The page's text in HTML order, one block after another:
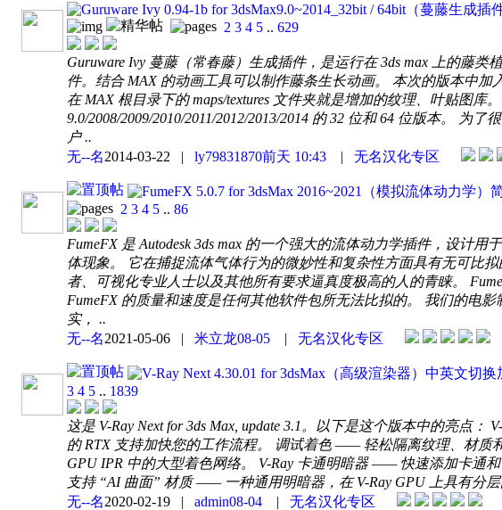
Guruware Ivy 0.94-1b for 3dsMax9.0~2014_32bit / 64bit（蔓藤生成
2 3 4 5 .. 629
Guruware Ivy 蔓藤（常春藤）生成插件，是运行在 3ds max 上的藤
件。结合 MAX 的动画工具可以制作藤条生长动画。 本次的版本中
在 MAX 根目录下的 maps/textures 文件夹就是增加的纹理、叶贴图库
9.0/2008/2009/2010/2011/2012/2013/2014 的 32 位和 64 位版本。 为
户 ..
无--名2014-03-22 | ly79831870前天 10:43 | 无名汉化专区
FumeFX 5.0.7 for 3dsMax 2016~2021（模拟流体动力学）
2 3 4 5 .. 86
FumeFX 是 Autodesk 3ds max 的一个强大的流体动力学插件，设计
体现象。 它在捕捉流体气体行为的微妙性和复杂性方面具有无可比
者、可视化专业人士以及其他所有要求逼真度极高的人的青睐。
FumeFX 的质量和速度是任何其他软件包所无法比拟的。 我们的电
实， ..
无--名2021-05-06 | 米立龙08-05 | 无名汉化专区
V-Ray Next 4.30.01 for 3dsMax（高级渲染器）中英文切换
3 4 5 .. 1839
这是 V-Ray Next for 3ds Max, update 3.1。以下是这个版本中的亮点：
的 RTX 支持加快您的工作流程。 调试着色 —— 轻松隔离纹理、材质
GPU IPR 中的大型着色网络。 V-Ray 卡通明暗器 —— 快速添加卡通
支持 “AI 曲面” 材质 —— 一种通用明暗器，在 V-Ray GPU 上具有分层
无--名2020-02-19 | admin08-04 | 无名汉化专区